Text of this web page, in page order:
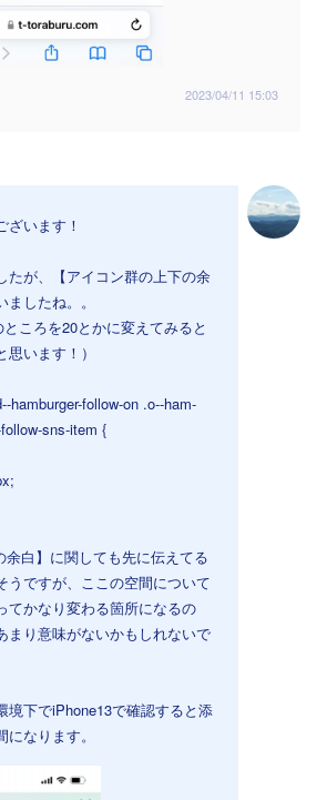
2023/04/11 15:03
ざいます！
たが、【アイコン群の上下の余
したね。。
ところを20とかに変えてみると
います！）
hamburger-follow-on .o--ham-
sns-item {
余白】に関しても先に伝えてる
うですが、ここの空間について
てかなり変わる箇所になるの
まり意味がないかもしれないで
境下でiPhone13で確認すると添
なります。